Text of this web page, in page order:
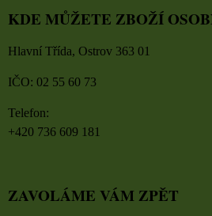
KDE MŮŽETE ZBOŽÍ
Hlavní Třída, Ostrov 363 01
IČO: 02 55 60 73
Telefon:
+420 736 609 181
ZAVOLÁME VÁM ZPĚT